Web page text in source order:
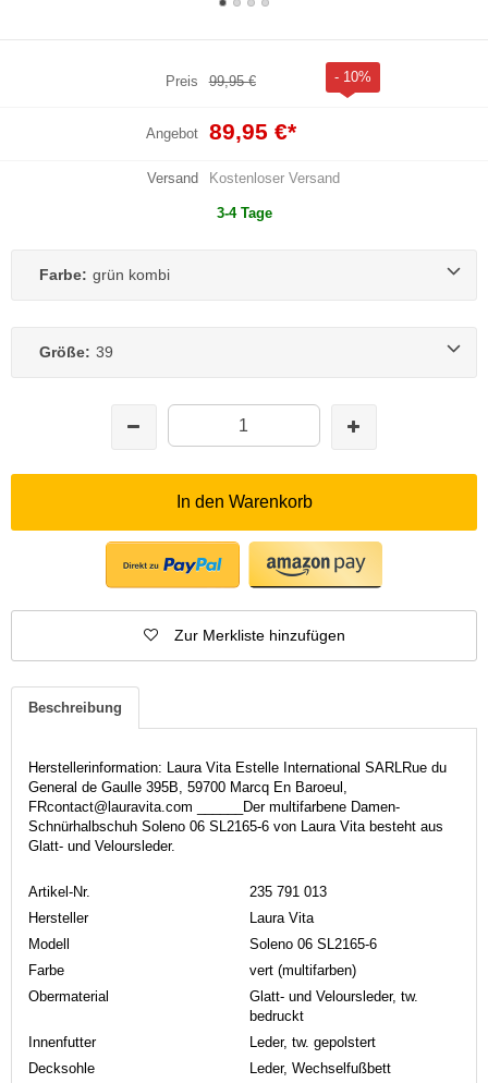
Preis 99,95 € - 10%
Angebot 89,95 €*
Versand Kostenloser Versand
3-4 Tage
Farbe: grün kombi
Größe: 39
In den Warenkorb
Zur Merkliste hinzufügen
Beschreibung
Herstellerinformation: Laura Vita Estelle International SARLRue du
General de Gaulle 395B, 59700 Marcq En Baroeul,
FRcontact@lauravita.com ______Der multifarbene Damen-
Schnürhalbschuh Soleno 06 SL2165-6 von Laura Vita besteht aus
Glatt- und Veloursleder.
Artikel-Nr.
235 791 013
Hersteller
Laura Vita
Modell
Soleno 06 SL2165-6
Farbe
vert (multifarben)
Obermaterial
Glatt- und Veloursleder, tw.
bedruckt
Innenfutter
Leder, tw. gepolstert
Decksohle
Leder, Wechselfußbett